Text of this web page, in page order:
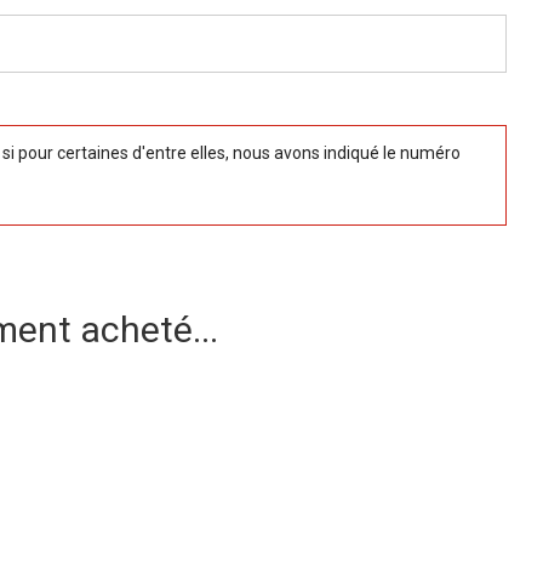
pour certaines d'entre elles, nous avons indiqué le numéro
acheté...